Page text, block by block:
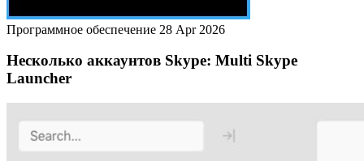
Программное обеспечение 28 Apr 2026
Несколько аккаунтов Skype: Multi Skype
Launcher